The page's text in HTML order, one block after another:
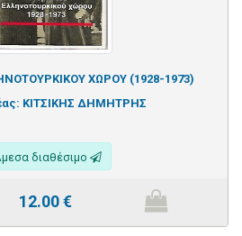
ΧΩΡΟΥ (1928-1973)
ΚΙΤΣΙΚΗΣ ΔΗΜΗΤΡΗΣ
διαθέσιμο
12.00€